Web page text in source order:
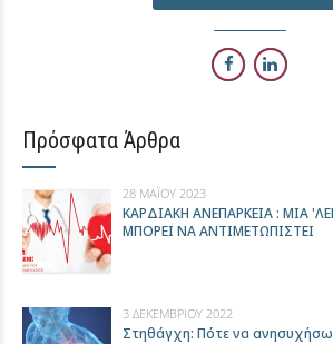
Πρόσφατα Άρθρα
28 ΜΑΪ́ΟΥ 2023
ΚΑΡΔΙΑΚΗ ΑΝΕΠΑΡΚΕΙΑ : ΜΙΑ
ΜΠΟΡΕΙ ΝΑ ΑΝΤΙΜΕΤΩΠΙΣΤΕΙ
3 ΔΕΚΕΜΒΡΊΟΥ 2022
Στηθάγχη: Πότε να